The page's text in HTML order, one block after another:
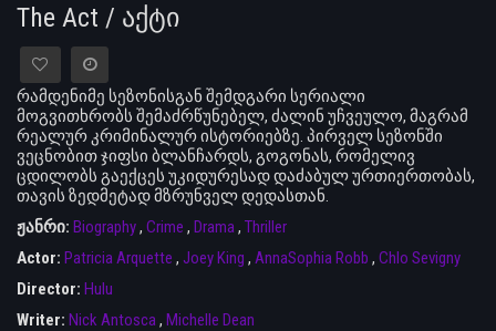
The Act / აქტი
რამდენიმე სეზონისგან შემდგარი სერიალი
მოგვითხრობს შემაძრწუნებელ, ძალინ უჩვეულო, მაგრამ
რეალურ კრიმინალურ ისტორიებზე. პირველ სეზონში
ვეცნობით ჯიფსი ბლანჩარდს, გოგონას, რომელივ
ცდილობს გაექცეს უკიდურესად დაძაბულ ურთიერთობას,
თავის ზედმეტად მზრუნველ დედასთან.
ჟანრი: Biography, Crime , Drama , Thriller
Actor: Patricia Arquette , Joey King , AnnaSophia Robb , Chlo Sevigny
Director: Hulu
Writer: Nick Antosca , Michelle Dean